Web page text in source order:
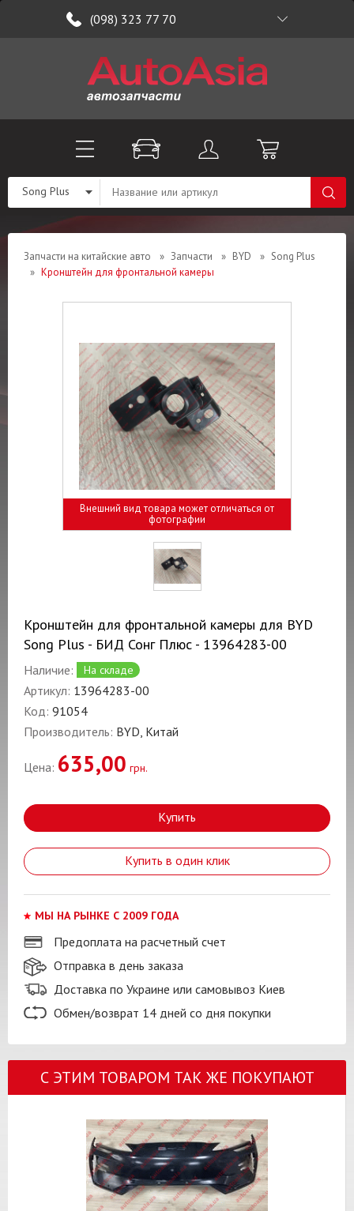
(098) 323 77 70
Song Plus
Запчасти на китайские авто » Запчасти » BYD » Song Plus
» Кронштейн для фронтальной камеры
Внешний вид товара может отличаться от
фотографии
Кронштейн для фронтальной камеры для BYD
Song Plus - БИД Сонг Плюс - 13964283-00
Наличие: На складе
Артикул: 13964283-00
Код: 91054
Производитель: BYD, Китай
Цена: 635,00 грн.
Купить
Купить в один клик
МЫ НА РЫНКЕ С 2009 ГОДА
Предоплата на расчетный счет
Отправка в день заказа
Доставка по Украине или самовывоз Киев
Обмен/возврат 14 дней со дня покупки
С ЭТИМ ТОВАРОМ ТАК ЖЕ ПОКУПАЮТ